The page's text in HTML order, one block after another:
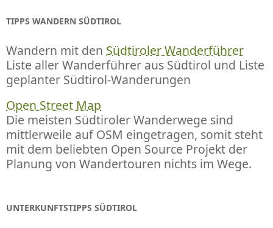
TIPPS WANDERN SÜDTIROL
Wandern mit den Südtiroler Wanderführer
Liste aller Wanderführer aus Südtirol und Liste
geplanter Südtirol-Wanderungen
Open Street Map
Die meisten Südtiroler Wanderwege sind
mittlerweile auf OSM eingetragen, somit steht
mit dem beliebten Open Source Projekt der
Planung von Wandertouren nichts im Wege.
UNTERKUNFTSTIPPS SÜDTIROL